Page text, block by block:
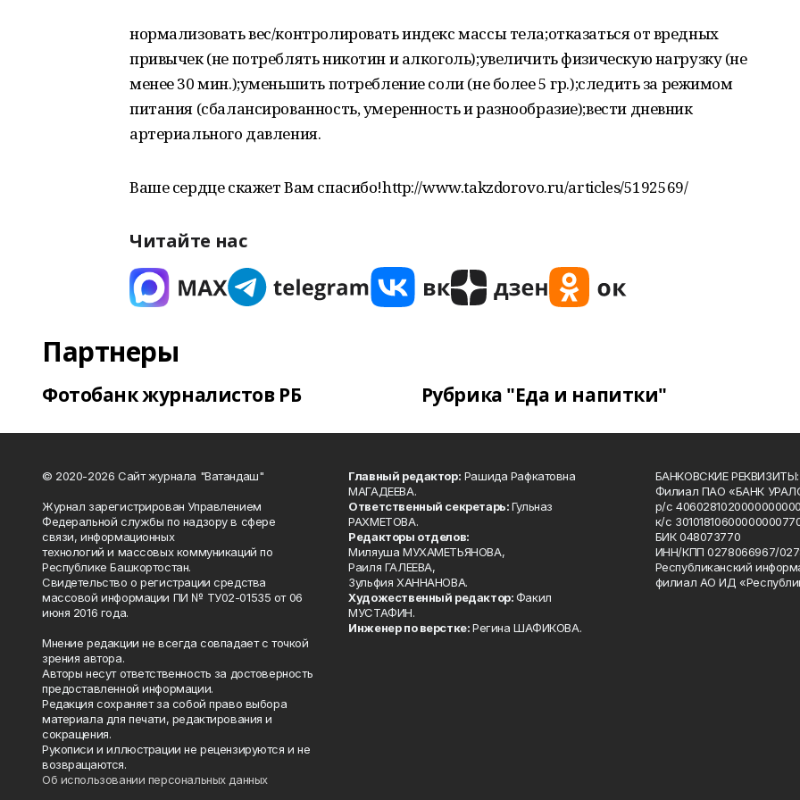
нормализовать вес/контролировать индекс массы тела;отказаться от вредных
привычек (не потреблять никотин и алкоголь);увеличить физическую нагрузку (не
менее 30 мин.);уменьшить потребление соли (не более 5 гр.);следить за режимом
питания (сбалансированность, умеренность и разнообразие);вести дневник
артериального давления.
Ваше сердце скажет Вам спасибо!http://www.takzdorovo.ru/articles/5192569/
Читайте нас
Партнеры
Фотобанк журналистов РБ Рубрика "Еда и напитки"
© 2020-2026 Сайт журнала "Ватандаш"
Журнал зарегистрирован Управлением
Федеральной службы по надзору в сфере
связи, информационных
технологий и массовых коммуникаций по
Республике Башкортостан.
Свидетельство о регистрации средства
массовой информации ПИ № ТУ02-01535 от 06
июня 2016 года.
Мнение редакции не всегда совпадает с точкой
зрения автора.
Авторы несут ответственность за достоверность
предоставленной информации.
Редакция сохраняет за собой право выбора
материала для печати, редактирования и
сокращения.
Рукописи и иллюстрации не рецензируются и не
возвращаются.
Об использовании персональных данных
Главный редактор: Рашида Рафкатовна
МАГАДЕЕВА.
Ответственный секретарь:Гульназ
РАХМЕТОВА.
Редакторы отделов:
Миляуша МУХАМЕТЬЯНОВА,
Раиля ГАЛЕЕВА,
Зульфия ХАННАНОВА.
Художественный редактор:Факил
МУСТАФИН.
Инженер по верстке:Регина ШАФИКОВА.
БАНКОВСКИЕ РЕКВИЗИТЫ:
Филиал ПАО «БАНК
р/с
к/с
БИК 048073770
ИНН/КПП 0278066967/
Республиканский
филиал АО ИД